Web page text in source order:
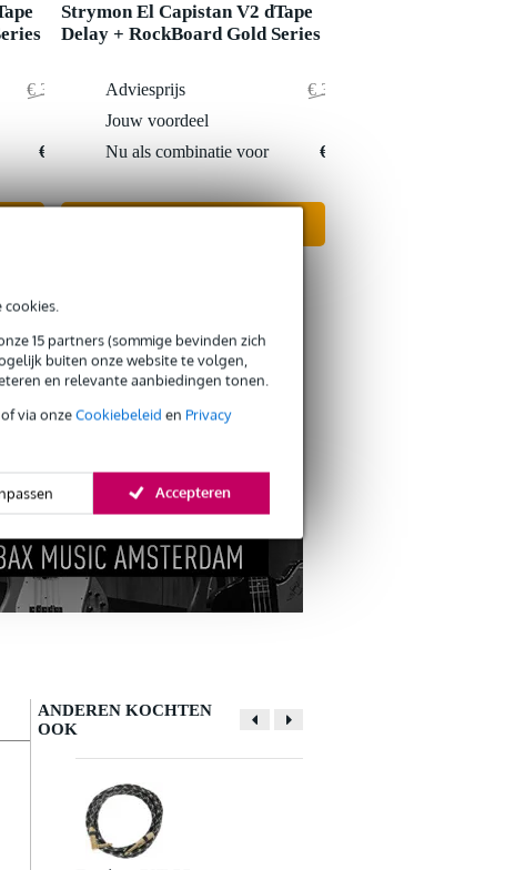
15 partners (sommige bevinden zich
buiten onze website te volgen,
en relevante aanbiedingen tonen.
via onzeCookiebeleid en Privacy
Accepteren
€ 386,40
€ 386,-
Strymon El Capistan V2 dTape
Delay + RockBoard Gold Series
Adviesprijs
€ 386,80
Jouw voordeel
Nu als combinatie voor
€ 386,-
retourneren
CO2-neutrale verzending
ANDEREN KOCHTEN
OOK